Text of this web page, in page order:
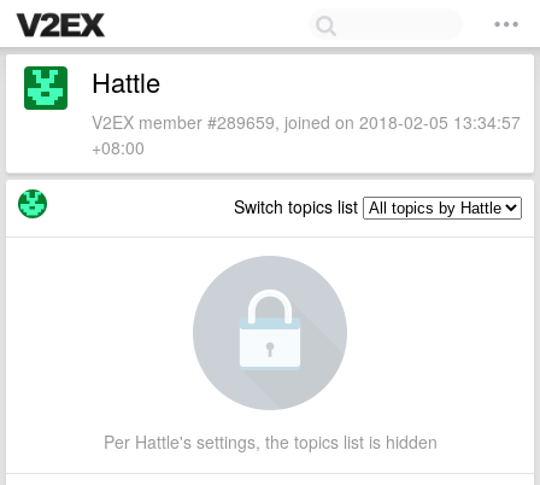
Hattle
V2EX member #289659, joined on 2018-02-05 13:34:57
+08:00
Switch topics list
Per Hattle's settings, the topics list is hidden